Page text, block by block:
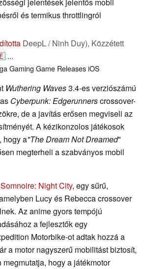
és termikus throttlingról
DeepL / Ninh Duy), Közzétett
...
Gaming Game ReleasesiOS
Wuthering Waves3.4-es verziószámú
Cyberpunk: Edgerunnerscrossover-
de a javítás erősen megviseli az
A kézikonzolos játékosok
hogy a"The Dream Not Dreamed"
megterheli a szabványos mobil
Somnoire: Night City, egy sűrű,
Lucy és Rebecca crossover
Az anime gyors tempójú
a fejlesztők egy
Motorbike-ot adtak hozzá a
a motor nagyszerű mobilitást biztosít,
hogy a játékmotor